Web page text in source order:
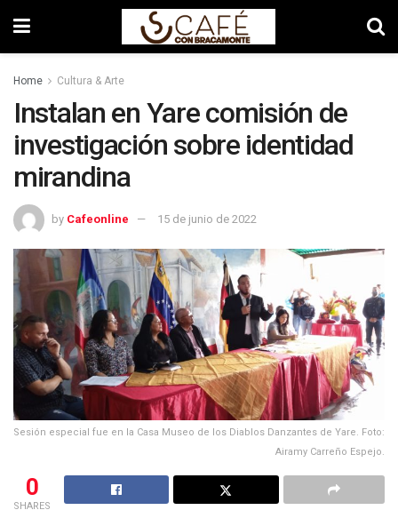
Home Cultura & Arte
Instalan en Yare comisión de
investigación sobre identidad
mirandina
by Cafeonline 15 de junio de 2022
Sesión especial fue en la Casa Museo de los Diablos Danzantes de Yare. Foto:
Airamy Carreño Espejo.
0
SHARES